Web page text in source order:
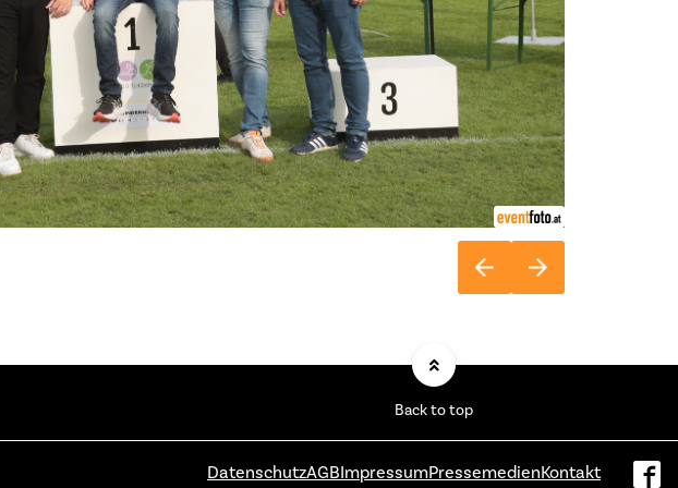
Back to top
DatenschutzAGBImpressumPressemedienKontakt